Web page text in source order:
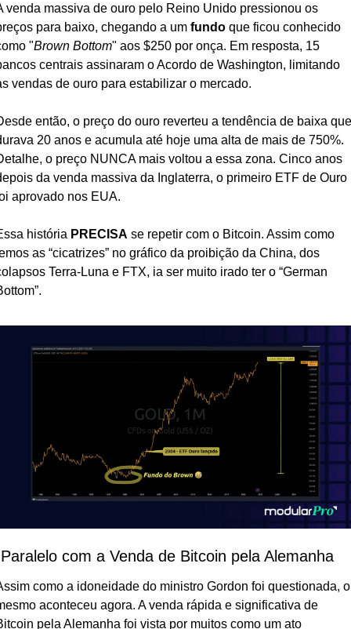
venda massiva de ouro pelo Reino Unido pressionou os
para baixo, chegando a um fundo que ficou conhecido
"Brown Bottom" aos $250 por onça. Em resposta, 15
centrais assinaram o Acordo de Washington, limitando
vendas de ouro para estabilizar o mercado.
então, o preço do ouro reverteu a tendência de baixa que
20 anos e acumula até hoje uma alta de mais de 750%.
o preço NUNCA mais voltou a essa zona. Cinco anos
da venda massiva da Inglaterra, o primeiro ETF de Ouro
aprovado nos EUA.
história PRECISA se repetir com o Bitcoin. Assim como
as “cicatrizes” no gráfico da proibição da China, dos
Terra-Luna e FTX, ia ser muito irado ter o “German
com a Venda de Bitcoin pela Alemanha
como a idoneidade do ministro Gordon foi questionada, o
aconteceu agora. A venda rápida e significativa de
pela Alemanha foi vista por muitos como um ato